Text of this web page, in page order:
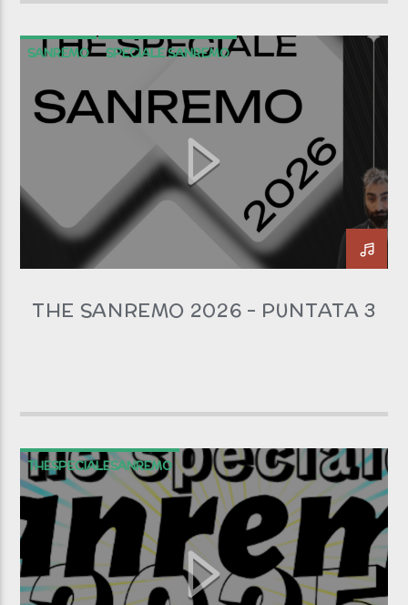
SANREMO
SPECIALE SANREMO
THESPECIALESANREMO
THE SANREMO 2026 – PUNTATA 3
THESPECIALESANREMO